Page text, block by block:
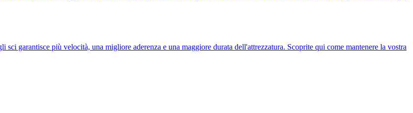
garantisce più velocità, una migliore aderenza e una maggiore durata dell'attrezzatura. Scoprite qui come mantenere la vostra